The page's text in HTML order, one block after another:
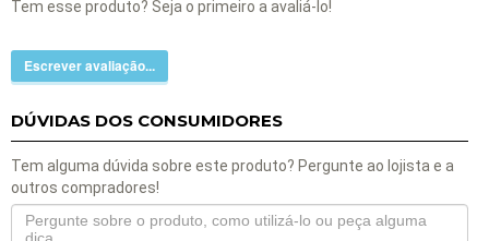
Tem esse produto? Seja o primeiro a avaliá-lo!
Escrever avaliação...
DÚVIDAS DOS CONSUMIDORES
Tem alguma dúvida sobre este produto? Pergunte ao lojista e a
outros compradores!